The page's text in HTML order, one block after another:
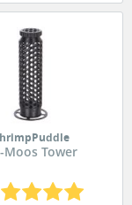
Moos Tower